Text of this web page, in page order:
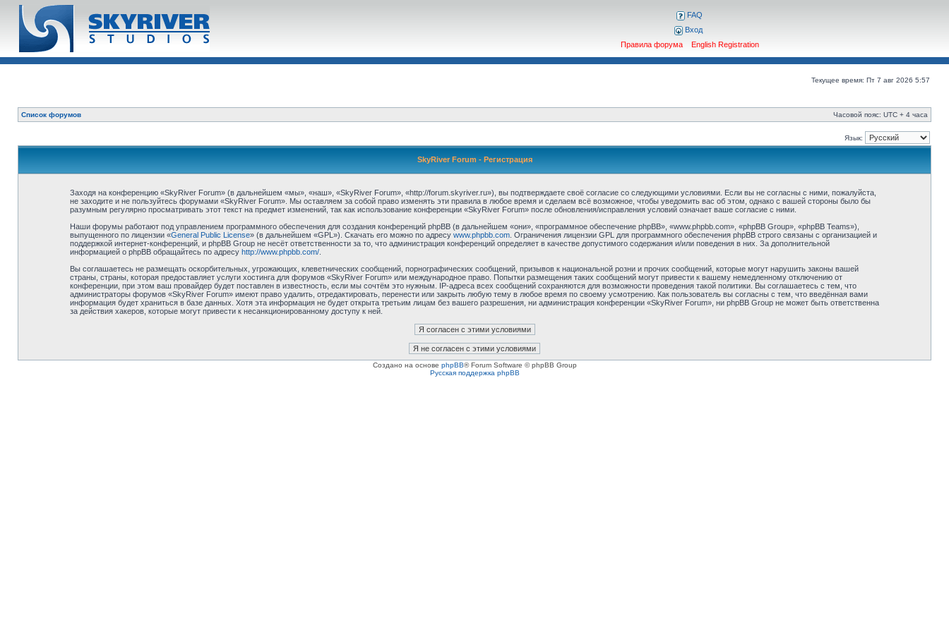
FAQ
Вход
Правила форума
English Registration
Текущее время: Пт 7 авг 2026 5:57
Список форумов Часовой пояс: UTC + 4 часа
Язык:
SkyRiver Forum - Регистрация
Заходя на конференцию «SkyRiver Forum» (в дальнейшем «мы», «наш», «SkyRiver Forum», «http://forum.skyriver.ru»), вы подтверждаете своё согласие со следующими условиями. Если вы не согласны с ними, пожалуйста,
не заходите и не пользуйтесь форумами «SkyRiver Forum». Мы оставляем за собой право изменять эти правила в любое время и сделаем всё возможное, чтобы уведомить вас об этом, однако с вашей стороны было бы
разумным регулярно просматривать этот текст на предмет изменений, так как использование конференции «SkyRiver Forum» после обновления/исправления условий означает ваше согласие с ними.
Наши форумы работают под управлением программного обеспечения для создания конференций phpBB (в дальнейшем «они», «программное обеспечение phpBB», «www.phpbb.com», «phpBB Group», «phpBB Teams»),
выпущенного по лицензии «General Public License» (в дальнейшем «GPL»). Скачать его можно по адресу www.phpbb.com. Ограничения лицензии GPL для программного обеспечения phpBB строго связаны с организацией и
поддержкой интернет-конференций, и phpBB Group не несёт ответственности за то, что администрация конференций определяет в качестве допустимого содержания и/или поведения в них. За дополнительной
информацией о phpBB обращайтесь по адресу http://www.phpbb.com/.
Вы соглашаетесь не размещать оскорбительных, угрожающих, клеветнических сообщений, порнографических сообщений, призывов к национальной розни и прочих сообщений, которые могут нарушить законы вашей
страны, страны, которая предоставляет услуги хостинга для форумов «SkyRiver Forum» или международное право. Попытки размещения таких сообщений могут привести к вашему немедленному отключению от
конференции, при этом ваш провайдер будет поставлен в известность, если мы сочтём это нужным. IP-адреса всех сообщений сохраняются для возможности проведения такой политики. Вы соглашаетесь с тем, что
администраторы форумов «SkyRiver Forum» имеют право удалить, отредактировать, перенести или закрыть любую тему в любое время по своему усмотрению. Как пользователь вы согласны с тем, что введённая вами
информация будет храниться в базе данных. Хотя эта информация не будет открыта третьим лицам без вашего разрешения, ни администрация конференции «SkyRiver Forum», ни phpBB Group не может быть ответственна
за действия хакеров, которые могут привести к несанкционированному доступу к ней.
Создано на основе phpBB® Forum Software © phpBB Group
Русская поддержка phpBB